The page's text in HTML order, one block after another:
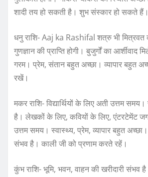
शादी तय हो सकती है। शुभ संस्कार हो सकते हैं।
धनु राशि- Aaj ka Rashifal शत्रु भी मित्रवत
गुणज्ञान की प्राप्ति होगी। बुजुर्गों का आर्शीवाद
गरम। प्रेम, संतान बहुत अच्छा। व्यापार बहुत
रखें।
मकर राशि- विद्यार्थियों के लिए अती उत्तम
है। लेखकों के लिए, कवियों के लिए, एंटरटेमेंट
उत्तम समय। स्वास्थ्य, प्रेम, व्यापार बहुत
संभव है। काली जी को प्रणाम करते रहें।
कुंभ राशि- भूमि, भवन, वाहन की खरीदारी